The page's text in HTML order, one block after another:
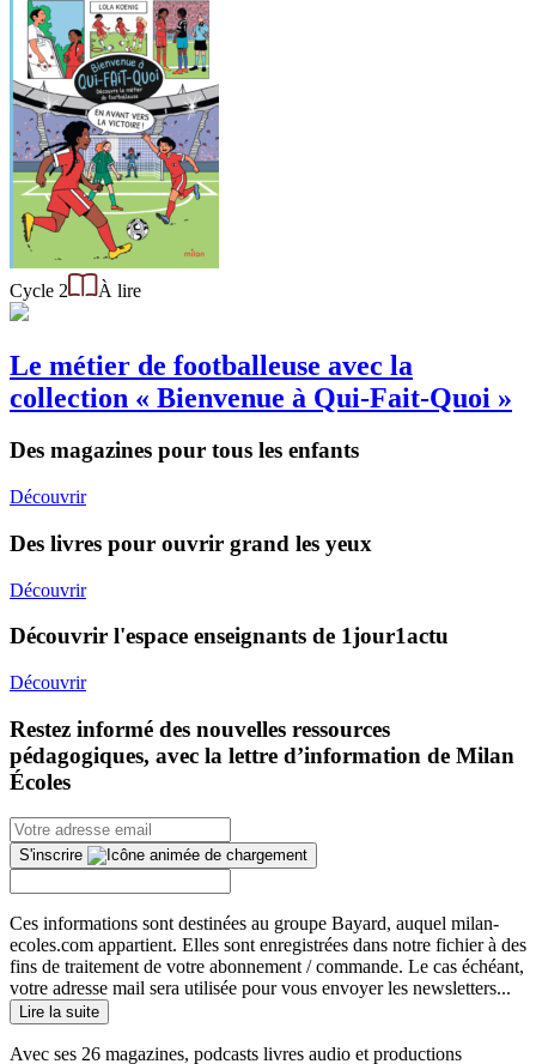
Cycle 2 À lire
Le métier de footballeuse avec la
collection « Bienvenue à Qui-Fait-Quoi »
Des magazines pour tous les enfants
Découvrir
Des livres pour ouvrir grand les yeux
Découvrir
Découvrir l'espace enseignants de 1jour1actu
Découvrir
Restez informé des nouvelles ressources
pédagogiques, avec la lettre d’information de Milan
Écoles
S'inscrire
Ces informations sont destinées au groupe Bayard, auquel milan-
ecoles.com appartient. Elles sont enregistrées dans notre fichier à des
fins de traitement de votre abonnement / commande. Le cas échéant,
votre adresse mail sera utilisée pour vous envoyer les newsletters...
Lire la suite
Avec ses 26 magazines, podcasts livres audio et productions